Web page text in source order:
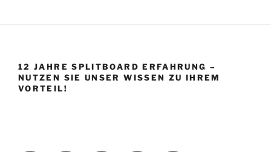
12 JAHRE SPLITBOARD ERFAHRUNG –
NUTZEN SIE UNSER WISSEN ZU IHREM
VORTEIL!